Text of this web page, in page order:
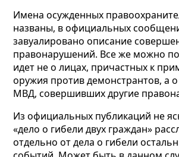
Имена осужденных
названы, в официальных
завуалировано описание
правонарушений. Все же можно
идет не о лицах, причастных к
оружия против демонстрантов, а о
МВД, совершивших другие
Из официальных публикаций не
«дело о гибели двух граждан»
отдельно от дела о гибели